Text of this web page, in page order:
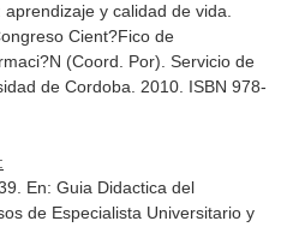
y calidad de vida.
Cient?Fico de
(Coord. Por) . Servicio de
de Cordoba. 2010. ISBN 978-
En: Guia Didactica del
de Especialista Universitario y